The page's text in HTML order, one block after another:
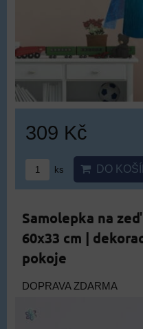
309 Kč
ks DO
Samolepka na
60x33 cm |
pokoje
DOPRAVA ZDARMA